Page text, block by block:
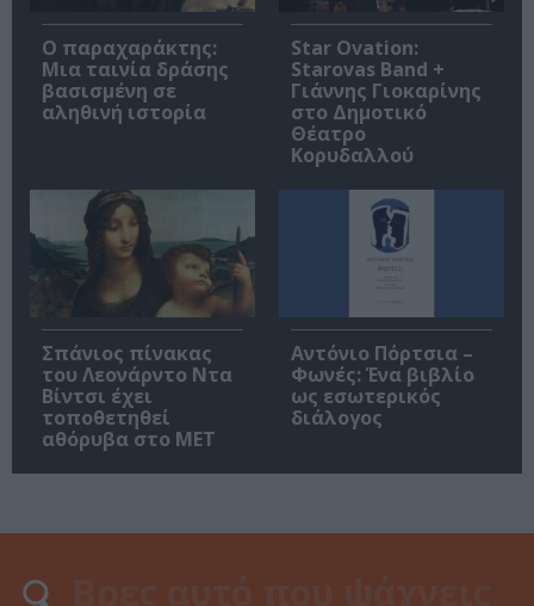
Ο παραχαράκτης:
Μια ταινία δράσης
βασισμένη σε
αληθινή ιστορία
Star Ovation:
Starovas Band +
Γιάννης Γιοκαρίνης
στο Δημοτικό
Θέατρο
Κορυδαλλού
Σπάνιος πίνακας
του Λεονάρντο Ντα
Βίντσι έχει
τοποθετηθεί
αθόρυβα στο MET
Αντόνιο Πόρτσια –
Φωνές: Ένα βιβλίο
ως εσωτερικός
διάλογος